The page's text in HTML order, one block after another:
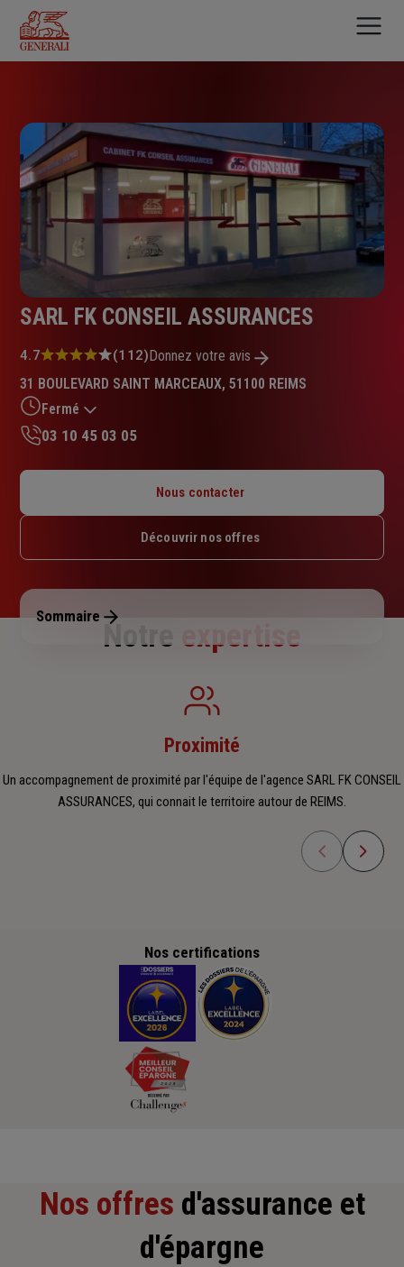
contenu
principal
SARL FK CONSEIL ASSURANCES
Note
4.7
sur
5
étoiles
4.7 (112)Donnez votre avis
31 BOULEVARD SAINT MARCEAUX, 51100 REIMS
Fermé
Mardi : 09h – 12h15 / 13h45 – 17h45
Jeudi : 09h – 12h15 / 13h45 – 17h45
Dimanche : Fermé
03 10 45 03 05
Nous contacter
Découvrir nos offres
Sommaire
Notre expertise
Proximité
Un accompagnement de proximité par l'équipe de l'agence SARL FK CONSEIL
ASSURANCES, qui connait le territoire autour de REIMS.
Nos certifications
Nos offres d'assurance et
d'épargne